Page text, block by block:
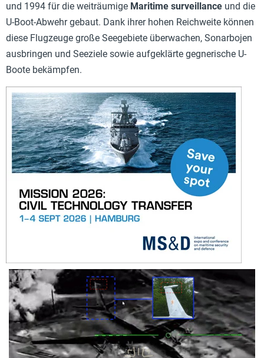
und 1994 für die weiträumige Maritime surveillance und die
U-Boot-Abwehr gebaut. Dank ihrer hohen Reichweite können
diese Flugzeuge große Seegebiete überwachen, Sonarbojen
ausbringen und Seeziele sowie aufgeklärte gegnerische U-
Boote bekämpfen.